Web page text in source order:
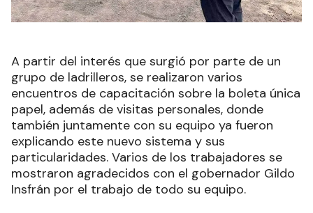
A partir del interés que surgió por parte de un
grupo de ladrilleros, se realizaron varios
encuentros de capacitación sobre la boleta única
papel, además de visitas personales, donde
también juntamente con su equipo ya fueron
explicando este nuevo sistema y sus
particularidades. Varios de los trabajadores se
mostraron agradecidos con el gobernador Gildo
Insfrán por el trabajo de todo su equipo.